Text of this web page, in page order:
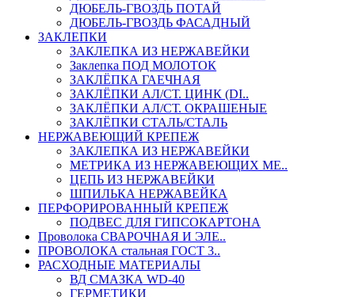
ДЮБЕЛЬ-ГВОЗДЬ ПОТАЙ
ДЮБЕЛЬ-ГВОЗДЬ ФАСАДНЫЙ
ЗАКЛЕПКИ
ЗАКЛЕПКА ИЗ НЕРЖАВЕЙКИ
Заклепка ПОД МОЛОТОК
ЗАКЛЁПКА ГАЕЧНАЯ
ЗАКЛЁПКИ АЛ/СТ. ЦИНК (DI..
ЗАКЛЁПКИ АЛ/СТ. ОКРАШЕНЫЕ
ЗАКЛЁПКИ СТАЛЬ/СТАЛЬ
НЕРЖАВЕЮЩИЙ КРЕПЕЖ
ЗАКЛЕПКА ИЗ НЕРЖАВЕЙКИ
МЕТРИКА ИЗ НЕРЖАВЕЮЩИХ МЕ..
ЦЕПЬ ИЗ НЕРЖАВЕЙКИ
ШПИЛЬКА НЕРЖАВЕЙКА
ПЕРФОРИРОВАННЫЙ КРЕПЕЖ
ПОДВЕС ДЛЯ ГИПСОКАРТОНА
Проволока СВАРОЧНАЯ И ЭЛЕ..
ПРОВОЛОКА стальная ГОСТ 3..
РАСХОДНЫЕ МАТЕРИАЛЫ
ВД СМАЗКА WD-40
ГЕРМЕТИКИ